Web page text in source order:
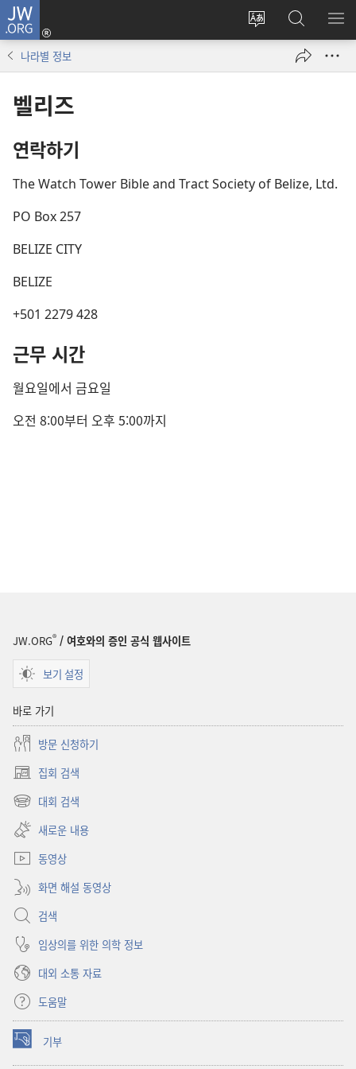
JW.ORG
사이트
변경
로그인
(새로운
열기)
JW.ORG
검색
메
나라별 정보
벨리즈
연락하기
The Watch Tower Bible and Tract Society of Belize, Ltd.
PO Box 257
BELIZE CITY
BELIZE
+501 2279 428
근무 시간
월요일에서 금요일
오전 8:00부터 오후 5:00까지
JW.ORG® / 여호와의 증인 공식 웹사이트
보기 설정
바로 가기
방문 신청하기
집회 검색
(새로운
창
대회 검색
(새로운
창
열기)
새로운 내용
동영상
화면 해설 동영상
검색
임상의를 위한 의학 정보
대외 소통 자료
도움말
기부
(새로운